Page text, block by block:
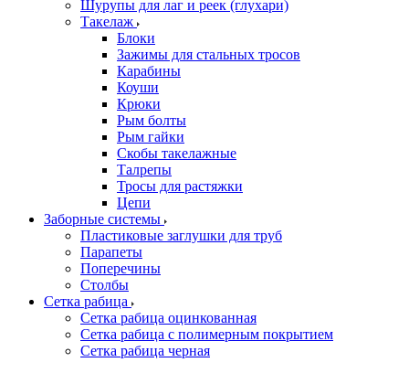
Шурупы для лаг и реек (глухари)
Такелаж
Блоки
Зажимы для стальных тросов
Карабины
Коуши
Крюки
Рым болты
Рым гайки
Скобы такелажные
Талрепы
Тросы для растяжки
Цепи
Заборные системы
Пластиковые заглушки для труб
Парапеты
Поперечины
Столбы
Сетка рабица
Сетка рабица оцинкованная
Сетка рабица с полимерным покрытием
Сетка рабица черная